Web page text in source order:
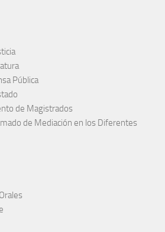
Pública
de Magistrados
de Mediación en los Diferentes